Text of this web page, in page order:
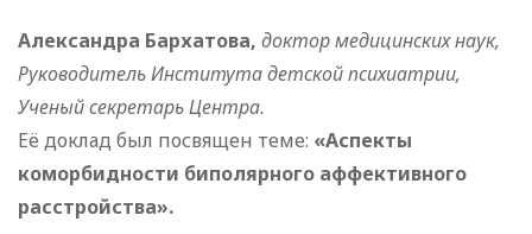
️Александра Бархатова, доктор медицинских наук,
Руководитель Института детской психиатрии,
Ученый секретарь Центра.
Её доклад был посвящен теме: «Аспекты
коморбидности биполярного аффективного
расстройства».